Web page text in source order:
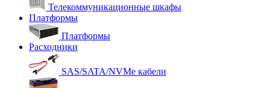
Телекоммуникационные шкафы
Платформы
Платформы
Расходники
SAS/SATA/NVMe кабели